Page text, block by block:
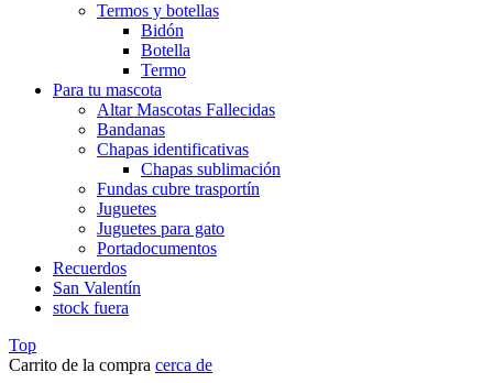
Termos y botellas
Bidón
Botella
Termo
Para tu mascota
Altar Mascotas Fallecidas
Bandanas
Chapas identificativas
Chapas sublimación
Fundas cubre trasportín
Juguetes
Juguetes para gato
Portadocumentos
Recuerdos
San Valentín
stock fuera
Top
Carrito de la compra cerca de